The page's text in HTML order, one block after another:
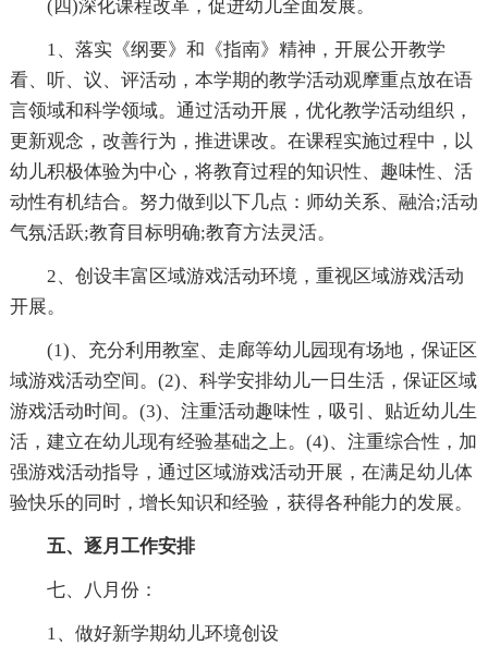
(四)深化课程改革，促进幼儿全面发展。
1、落实《纲要》和《指南》精神，开展公开教学
看、听、议、评活动，本学期的教学活动观摩重点放在语
言领域和科学领域。通过活动开展，优化教学活动组织，
更新观念，改善行为，推进课改。在课程实施过程中，以
幼儿积极体验为中心，将教育过程的知识性、趣味性、活
动性有机结合。努力做到以下几点：师幼关系、融洽;活动
气氛活跃;教育目标明确;教育方法灵活。
2、创设丰富区域游戏活动环境，重视区域游戏活动
开展。
(1)、充分利用教室、走廊等幼儿园现有场地，保证区
域游戏活动空间。(2)、科学安排幼儿一日生活，保证区域
游戏活动时间。(3)、注重活动趣味性，吸引、贴近幼儿生
活，建立在幼儿现有经验基础之上。(4)、注重综合性，加
强游戏活动指导，通过区域游戏活动开展，在满足幼儿体
验快乐的同时，增长知识和经验，获得各种能力的发展。
五、逐月工作安排
七、八月份：
1、做好新学期幼儿环境创设